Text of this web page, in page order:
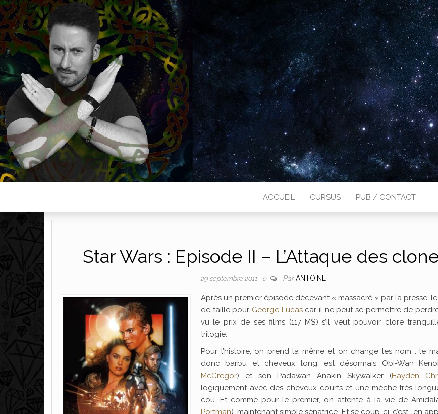
Plus de 2800 critiques de films
ACCUEIL CURSUS PUB / CONTACT
Star Wars : Episode II – L’Attaque des
29 septembre 2011 0 ParANTOINE
Après un premier épisode décevant « massacré » par la presse,
de taille pour George Lucascar il ne peut se permettre de
vu le prix de ses films (117 M$) s’il veut pouvoir clore
trilogie.
Pour l’histoire, on prend la même et on change les nom : le
donc barbu et cheveux long, est désormais Obi-Wan
McGregor) et son Padawan Anakin Skywalker (Hayden
logiquement avec des cheveux courts et une mèche très
cou. Et comme pour le premier, on attente à la vie de
Portman), maintenant simple sénatrice. Et se coup-ci, c’est -en